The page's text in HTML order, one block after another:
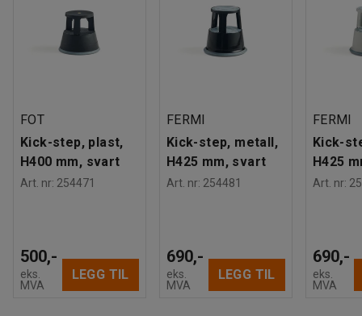
FOT
Kick-step, plast,
H400 mm, svart
Art. nr: 254471
500,-
eks.
MVA
LEGG TIL
FERMI
Kick-step, metall,
H425 mm, svart
Art. nr: 254481
690,-
eks.
MVA
LEGG TIL
FERMI
Kick-
H425
Art. nr:
690,-
eks.
MVA